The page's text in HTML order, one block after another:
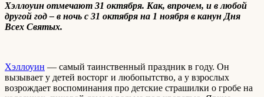
Хэллоуин отмечают 31 октября. Как, впрочем, и в любой
другой год – в ночь с 31 октября на 1 ноября в канун Дня
Всех Святых.
Хэллоуин — самый таинственный праздник в году. Он
вызывает у детей восторг и любопытство, а у взрослых
возрождает воспоминания про детские страшилки о гробе на